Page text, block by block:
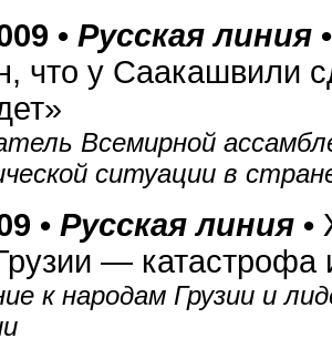
• Русская линия
что у Саакашвили
Всемирной
ситуации в
• Русская линия •
— катастрофа
к народам Грузии и